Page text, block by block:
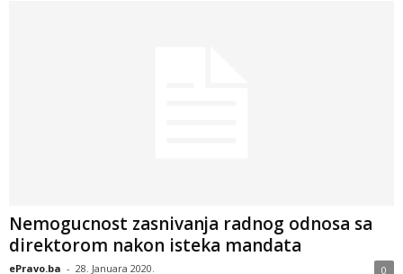
Nemogucnost zasnivanja radnog odnosa sa
direktorom nakon isteka mandata
ePravo.ba - 28. Januara 2020. 0